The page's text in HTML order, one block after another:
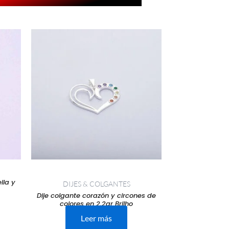
y
DIJES & COLGANTES
Dije colgante corazón y circones de
colores en 2,2gr Brilho
Leer más